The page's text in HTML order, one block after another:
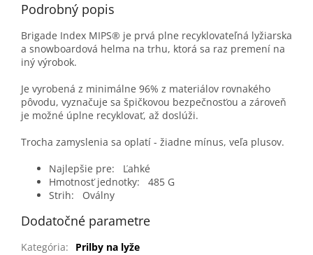
Podrobný popis
Brigade Index MIPS® je prvá plne recyklovateľná lyžiarska
a snowboardová helma na trhu, ktorá sa raz premení na
iný výrobok.
Je vyrobená z minimálne 96% z materiálov rovnakého
pôvodu, vyznačuje sa špičkovou bezpečnosťou a zároveň
je možné úplne recyklovať, až doslúži.
Trocha zamyslenia sa oplatí - žiadne mínus, veľa plusov.
Najlepšie pre:
Ľahké
Hmotnosť jednotky:
485 G
Strih:
Oválny
Dodatočné parametre
Kategória:
Prilby na lyže